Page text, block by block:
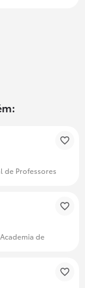
de Professores
de